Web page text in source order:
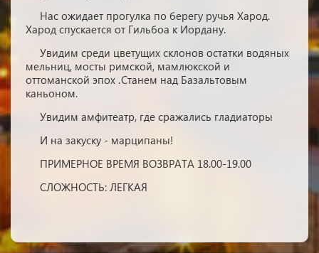
Нас ожидает прогулка по берегу ручья Харод.
Харод спускается от Гильбоа к Иордану.
Увидим среди цветущих склонов остатки водяных
мельниц, мосты римской, мамлюкской и
оттоманской эпох .Станем над Базальтовым
каньоном.
Увидим амфитеатр, где сражались гладиаторы
И на закуску - марципаны!
ПРИМЕРНОЕ ВРЕМЯ ВОЗВРАТА 18.00-19.00
СЛОЖНОСТЬ: ЛЕГКАЯ